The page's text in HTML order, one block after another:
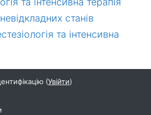
станів
та інтенсивна
(Увійти)